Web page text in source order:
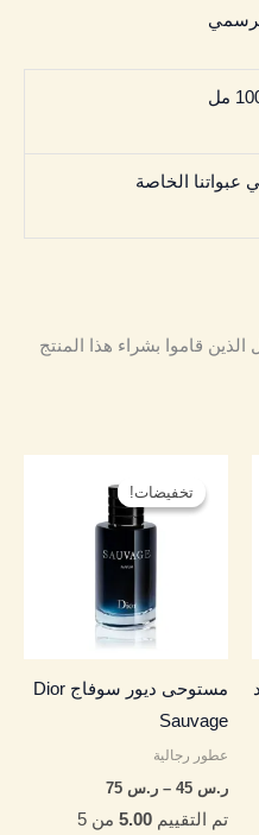
مل
الخاصة
قاموا بشراء هذا المنتج
تخفيضات!
تخفيضات!
مستوحى ديور سوفاج Dior
Sauvage
عطور رجالية
ر.س – ر.س
تم التقييم 5.00من 5
العديد
من
الأشكال
المختلفة
لهذا
المنتج.
يمكن
على
صفحة